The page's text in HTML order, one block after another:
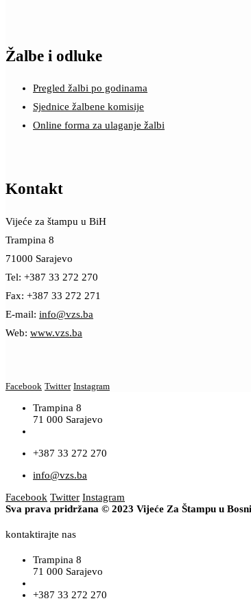
Žalbe i odluke
Pregled žalbi po godinama
Sjednice žalbene komisije
Online forma za ulaganje žalbi
Kontakt
Vijeće za štampu u BiH
Trampina 8
71000 Sarajevo
Tel: +387 33 272 270
Fax: +387 33 272 271
E-mail: info@vzs.ba
Web: www.vzs.ba
Facebook Twitter Instagram
Trampina 8
71 000 Sarajevo
+387 33 272 270
info@vzs.ba
Facebook Twitter Instagram
Sva prava pridržana © 2023 Vijeće Za Štampu u
kontaktirajte nas
Trampina 8
71 000 Sarajevo
+387 33 272 270